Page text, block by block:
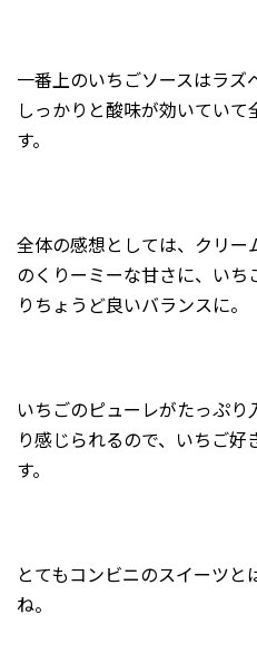
一番上のいちごソースはラズ
しっかりと酸味が効いてい
す。
全体の感想としては、クリー
のくりーミーな甘さに、い
りちょうど良いバランスに。
いちごのピューレがたっぷ
り感じられるので、いちご
す。
とてもコンビニのスイーツ
ね。